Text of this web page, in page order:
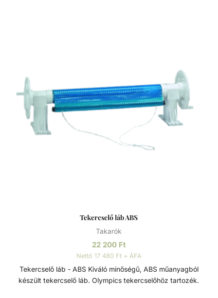
takaróknál 180 vagy 250 mikron, ovál takaróknál 250
mikron. Kíméletes vegyszerezés mellett elvárható
élettartam 2-3 év. Medencetakarás előnyei: - csökken a
párolgás, ezáltal a hőveszteség is - csökken a párolgás
okozta vízveszteség, és ezzel a friss víz utánpótlás is -
csökken a medence hősugárzása, így lassul a víz lehűlése -
csökken a vegyszerfelhasználás mennyisége és a
medencetakaró típusok biztonsági takaróként is
funkcionálnak - esztétikum
Tekercselő láb ABS
Takarók
22 200 Ft
Nettó 17 480 Ft + ÁFA
Tekercselő láb - ABS Kiváló minőségű, ABS műanyagból
készült tekercselő láb. Olympics tekercselőhöz tartozék.